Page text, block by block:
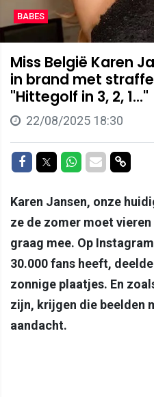
BABES
Miss België Karen
in brand met
"Hittegolf in 3, 2, 1..."
22/08/2025 18:30
Delen op Facebook
Delen op Twitter
Delen opDelen via
Karen Jansen, onze
ze de zomer moet
graag mee. Op
30.000 fans heeft,
zonnige plaatjes. En
zijn, krijgen die beelden
aandacht.